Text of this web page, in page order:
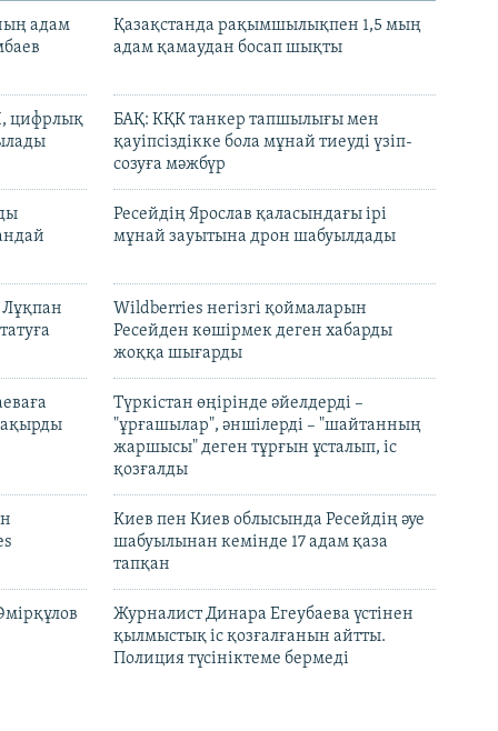
480p
адам
Қазақстанда рақымшылықпен 1,5 мың
адам қамаудан босап шықты
цифрлық
БАҚ: КҚК танкер тапшылығы мен
қауіпсіздікке бола мұнай тиеуді үзіп-
созуға мәжбүр
Ресейдің Ярослав қаласындағы ірі
мұнай зауытына дрон шабуылдады
Лұқпан
Wildberries негізгі қоймаларын
Ресейден көшірмек деген хабарды
жоққа шығарды
Түркістан өңірінде әйелдерді –
"ұрғашылар", әншілерді – "шайтанның
жаршысы" деген тұрғын ұсталып, іс
қозғалды
Киев пен Киев облысында Ресейдің әуе
шабуылынан кемінде 17 адам қаза
тапқан
Журналист Динара Егеубаева үстінен
қылмыстық іс қозғалғанын айтты.
Полиция түсініктеме бермеді